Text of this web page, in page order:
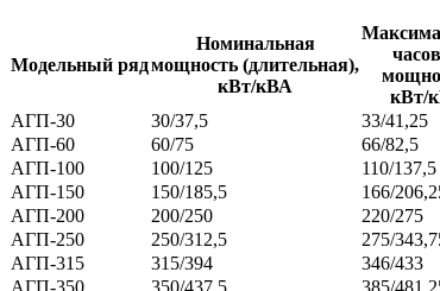
Модельный ряд
Номинальная
мощность (длительная),
кВт/кВА
кВт/
АГП-30 30/37,5 33/41,25
АГП-60
60/75 66/82,5
АГП-100
100/125 110/137,5
АГП-150
150/185,5 166/
АГП-200
200/250 220/275
АГП-250
250/312,5 275/
АГП-315
315/394 346/433
АГП-350
350/437,5 385/